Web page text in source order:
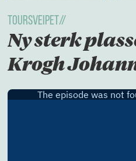
TOURSVEIPET//
Ny sterk
Krogh